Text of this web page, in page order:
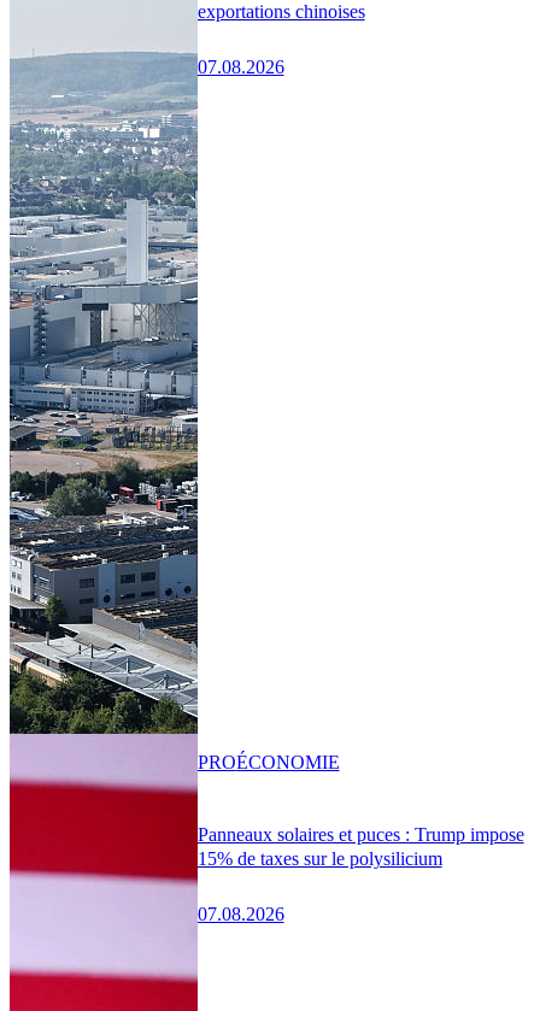
exportations chinoises
07.08.2026
Panneaux solaires et puces : Trump impose
15% de taxes sur le polysilicium
07.08.2026
PROÉCONOMIE